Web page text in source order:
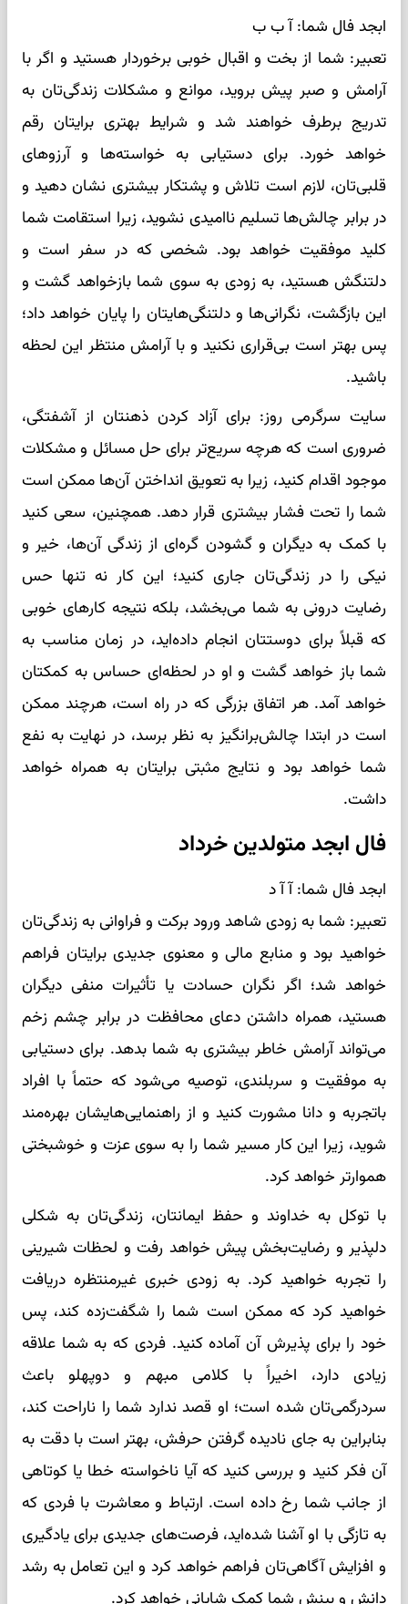
ابجد فال شما: آ ب ب
تعبیر: شما از بخت و اقبال خوبی برخوردار هستید و اگر با
آرامش و صبر پیش بروید، موانع و مشکلات زندگی‌تان به
تدریج برطرف خواهند شد و شرایط بهتری برایتان رقم
خواهد خورد. برای دستیابی به خواسته‌ها و آرزوهای
قلبی‌تان، لازم است تلاش و پشتکار بیشتری نشان دهید و
در برابر چالش‌ها تسلیم ناامیدی نشوید، زیرا استقامت شما
کلید موفقیت خواهد بود. شخصی که در سفر است و
دلتنگش هستید، به زودی به سوی شما بازخواهد گشت و
این بازگشت، نگرانی‌ها و دلتنگی‌هایتان را پایان خواهد داد؛
پس بهتر است بی‌قراری نکنید و با آرامش منتظر این لحظه
باشید.
سایت سرگرمی روز: برای آزاد کردن ذهنتان از آشفتگی،
ضروری است که هرچه سریع‌تر برای حل مسائل و مشکلات
موجود اقدام کنید، زیرا به تعویق انداختن آن‌ها ممکن است
شما را تحت فشار بیشتری قرار دهد. همچنین، سعی کنید
با کمک به دیگران و گشودن گره‌ای از زندگی آن‌ها، خیر و
نیکی را در زندگی‌تان جاری کنید؛ این کار نه تنها حس
رضایت درونی به شما می‌بخشد، بلکه نتیجه کارهای خوبی
که قبلاً برای دوستتان انجام داده‌اید، در زمان مناسب به
شما باز خواهد گشت و او در لحظه‌ای حساس به کمکتان
خواهد آمد. هر اتفاق بزرگی که در راه است، هرچند ممکن
است در ابتدا چالش‌برانگیز به نظر برسد، در نهایت به نفع
شما خواهد بود و نتایج مثبتی برایتان به همراه خواهد
داشت.
فال ابجد متولدین خرداد
ابجد فال شما: آ ‌آ ‌د
تعبیر: شما به زودی شاهد ورود برکت و فراوانی به زندگی‌تان
خواهید بود و منابع مالی و معنوی جدیدی برایتان فراهم
خواهد شد؛ اگر نگران حسادت یا تأثیرات منفی دیگران
هستید، همراه داشتن دعای محافظت در برابر چشم زخم
می‌تواند آرامش خاطر بیشتری به شما بدهد. برای دستیابی
به موفقیت و سربلندی، توصیه می‌شود که حتماً با افراد
باتجربه و دانا مشورت کنید و از راهنمایی‌هایشان بهره‌مند
شوید، زیرا این کار مسیر شما را به سوی عزت و خوشبختی
هموارتر خواهد کرد.
با توکل به خداوند و حفظ ایمانتان، زندگی‌تان به شکلی
دلپذیر و رضایت‌بخش پیش خواهد رفت و لحظات شیرینی
را تجربه خواهید کرد. به زودی خبری غیرمنتظره دریافت
خواهید کرد که ممکن است شما را شگفت‌زده کند، پس
خود را برای پذیرش آن آماده کنید. فردی که به شما علاقه
زیادی دارد، اخیراً با کلامی مبهم و دوپهلو باعث
سردرگمی‌تان شده است؛ او قصد ندارد شما را ناراحت کند،
بنابراین به جای نادیده گرفتن حرفش، بهتر است با دقت به
آن فکر کنید و بررسی کنید که آیا ناخواسته خطا یا کوتاهی
از جانب شما رخ داده است. ارتباط و معاشرت با فردی که
به تازگی با او آشنا شده‌اید، فرصت‌های جدیدی برای یادگیری
و افزایش آگاهی‌تان فراهم خواهد کرد و این تعامل به رشد
دانش و بینش شما کمک شایانی خواهد کرد.